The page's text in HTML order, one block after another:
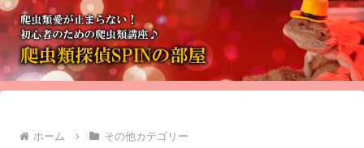
ホーム その他カテゴリー